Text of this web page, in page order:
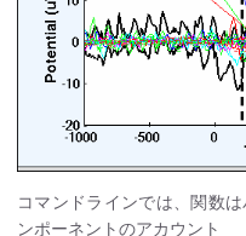
コマンドラインでは、関数
ンポーネントのアカウント